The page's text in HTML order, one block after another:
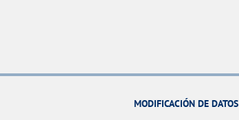
MODIFICACIÓN DE DATOS